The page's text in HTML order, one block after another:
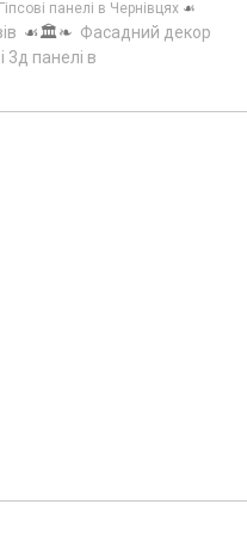
Гіпсові панелі в Чернівцях ☙
☙🏛️❧ Фасадний декор
3д панелі в